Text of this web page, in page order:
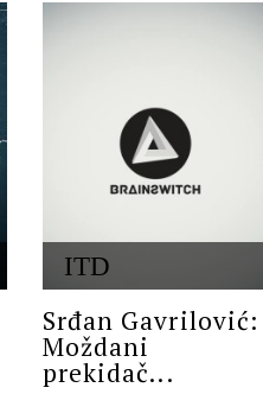
ITD
Srđan Gavrilović:
Moždani
prekidač...